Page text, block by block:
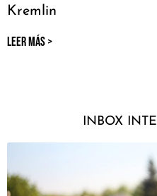
Kremlin
LEER MÁS >
INBOX